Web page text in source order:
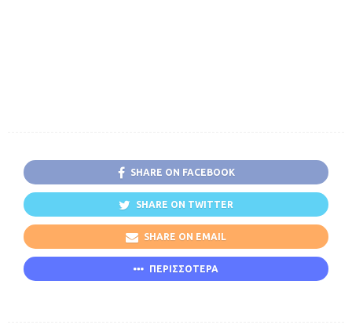
SHARE ON FACEBOOK
SHARE ON TWITTER
SHARE ON EMAIL
ΠΕΡΙΣΣΟΤΕΡΑ